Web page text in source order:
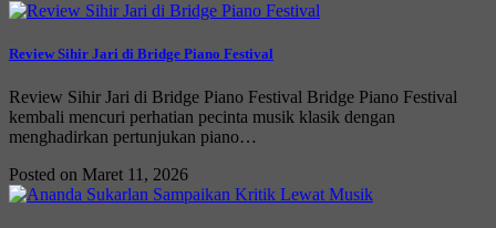
Review Sihir Jari di Bridge Piano Festival
Review Sihir Jari di Bridge Piano Festival Bridge Piano Festival
kembali mencuri perhatian pecinta musik klasik dengan
menghadirkan pertunjukan piano…
Posted on Maret 11, 2026